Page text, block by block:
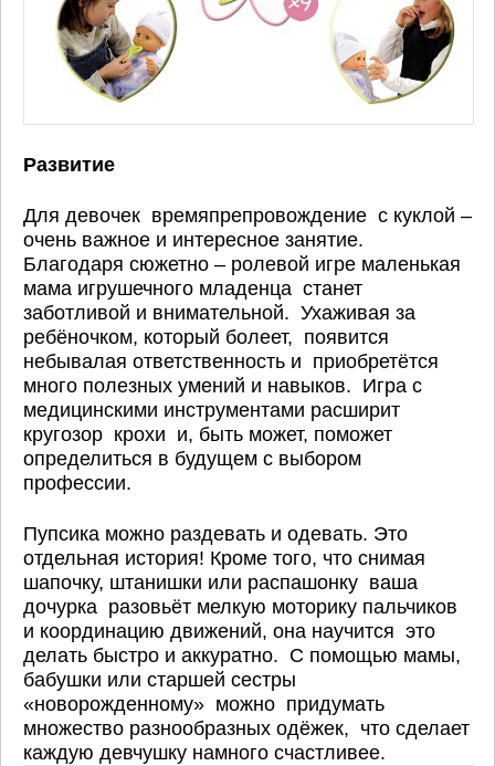
Развитие
Для девочек времяпрепровождение с куклой –
очень важное и интересное занятие.
Благодаря сюжетно – ролевой игре маленькая
мама игрушечного младенца станет
заботливой и внимательной. Ухаживая за
ребёночком, который болеет, появится
небывалая ответственность и приобретётся
много полезных умений и навыков. Игра с
медицинскими инструментами расширит
кругозор крохи и, быть может, поможет
определиться в будущем с выбором
профессии.
Пупсика можно раздевать и одевать. Это
отдельная история! Кроме того, что снимая
шапочку, штанишки или распашонку ваша
дочурка разовьёт мелкую моторику пальчиков
и координацию движений, она научится это
делать быстро и аккуратно. С помощью мамы,
бабушки или старшей сестры
«новорожденному» можно придумать
множество разнообразных одёжек, что сделает
каждую девчушку намного счастливее.